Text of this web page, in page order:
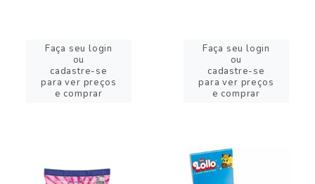
Faça seu login
ou
cadastre-se
para ver preços
e comprar
Faça seu login
ou
cadastre-se
para ver preços
e comprar